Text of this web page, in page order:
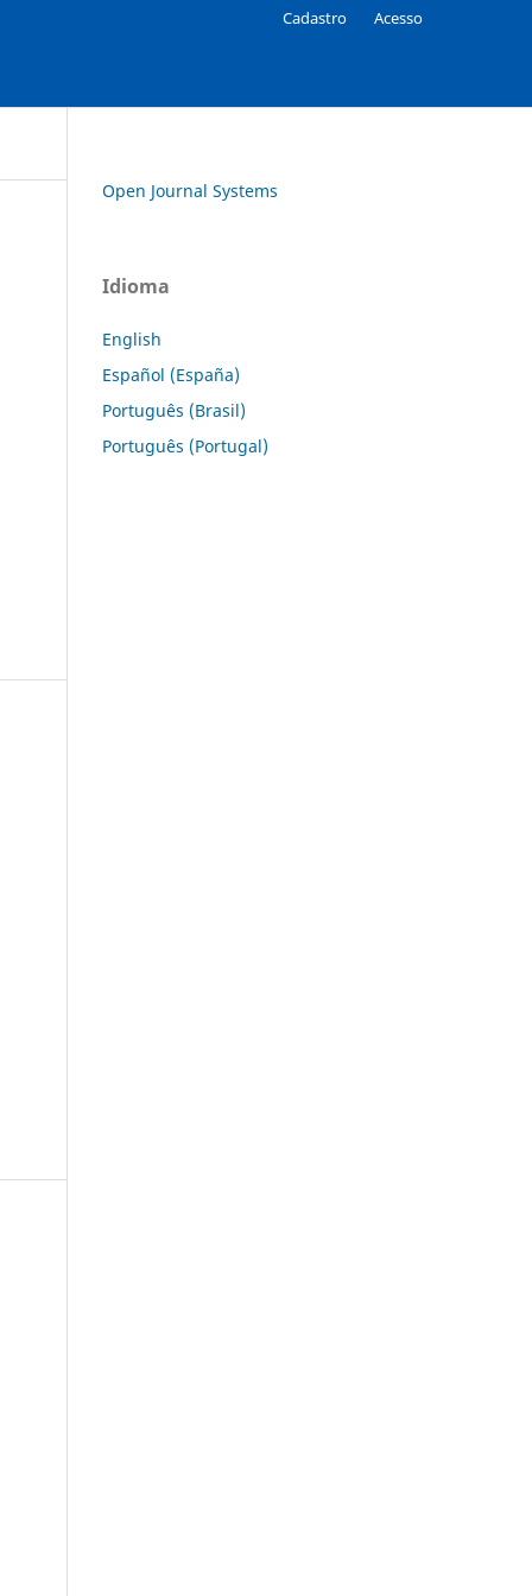
Cadastro Acesso
Open Journal Systems
Idioma
English
Español (España)
Português (Brasil)
Português (Portugal)